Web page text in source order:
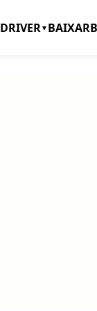
DRIVER▼ BAIXAR